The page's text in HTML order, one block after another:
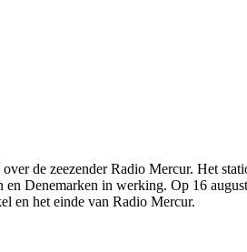
de zeezender Radio Mercur. Het
Denemarken in werking. Op 16
en het einde van Radio Mercur.